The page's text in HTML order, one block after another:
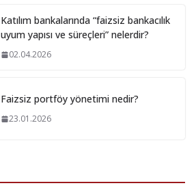
Katılım bankalarında “faizsiz bankacılık
uyum yapısı ve süreçleri” nelerdir?
02.04.2026
Faizsiz portföy yönetimi nedir?
23.01.2026